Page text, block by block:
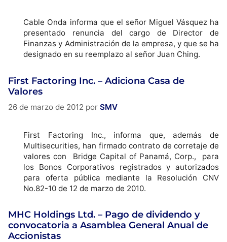
Cable Onda informa que el señor Miguel Vásquez ha
presentado renuncia del cargo de Director de
Finanzas y Administración de la empresa, y que se ha
designado en su reemplazo al señor Juan Ching.
First Factoring Inc. – Adiciona Casa de
Valores
26 de marzo de 2012 por SMV
First Factoring Inc., informa que, además de
Multisecurities, han firmado contrato de corretaje de
valores con Bridge Capital of Panamá, Corp., para
los Bonos Corporativos registrados y autorizados
para oferta pública mediante la Resolución CNV
No.82-10 de 12 de marzo de 2010.
MHC Holdings Ltd. – Pago de dividendo y
convocatoria a Asamblea General Anual de
Accionistas